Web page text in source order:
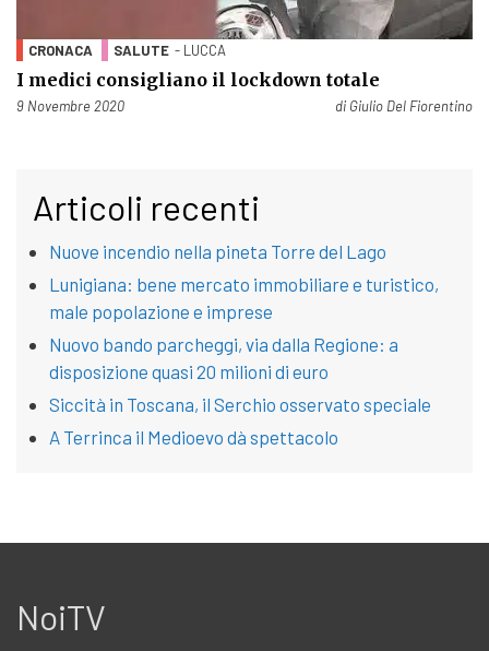
CRONACA SALUTE - LUCCA
I medici consigliano il lockdown totale
Pubblicato il
9 Novembre 2020 di Giulio Del Fiorentino
Articoli recenti
Nuove incendio nella pineta Torre del Lago
Lunigiana: bene mercato immobiliare e turistico,
male popolazione e imprese
Nuovo bando parcheggi, via dalla Regione: a
disposizione quasi 20 milioni di euro
Siccità in Toscana, il Serchio osservato speciale
A Terrinca il Medioevo dà spettacolo
NoiTV